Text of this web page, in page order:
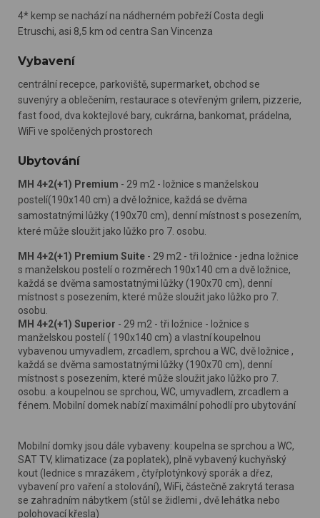
4* kemp se nachází na nádherném pobřeží Costa degli
Etruschi, asi 8,5 km od centra San Vincenza
Vybavení
centrální recepce, parkoviště, supermarket, obchod se
suvenýry a oblečením, restaurace s otevřeným grilem, pizzerie,
fast food, dva koktejlové bary, cukrárna, bankomat, prádelna,
WiFi ve spolčených prostorech
Ubytování
MH 4+2(+1) Premium - 29 m2 - ložnice s manželskou
postelí(190x140 cm) a dvě ložnice, každá se dvěma
samostatnými lůžky (190x70 cm), denní místnost s posezením,
které může sloužit jako lůžko pro 7. osobu.
MH 4+2(+1) Premium Suite - 29 m2 - tři ložnice - jedna ložnice
s manželskou postelí o rozměrech 190x140 cm a dvě ložnice,
každá se dvěma samostatnými lůžky (190x70 cm), denní
místnost s posezením, které může sloužit jako lůžko pro 7.
osobu.
MH 4+2(+1) Superior - 29 m2 - tři ložnice - ložnice s
manželskou postelí ( 190x140 cm) a vlastní koupelnou
vybavenou umyvadlem, zrcadlem, sprchou a WC, dvě ložnice ,
každá se dvěma samostatnými lůžky (190x70 cm), denní
místnost s posezením, které může sloužit jako lůžko pro 7.
osobu. a koupelnou se sprchou, WC, umyvadlem, zrcadlem a
fénem. Mobilní domek nabízí maximální pohodlí pro ubytování
Mobilní domky jsou dále vybaveny: koupelna se sprchou a WC,
SAT TV, klimatizace (za poplatek), plně vybavený kuchyňský
kout (lednice s mrazákem , čtyřplotýnkový sporák a dřez,
vybavení pro vaření a stolování), WiFi, částečně zakrytá terasa
se zahradním nábytkem (stůl se židlemi , dvě lehátka nebo
polohovací křesla)